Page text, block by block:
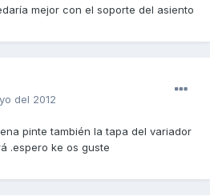
mejor con el soporte del asiento
del 2012
pinte también la tapa del variador
.espero ke os guste